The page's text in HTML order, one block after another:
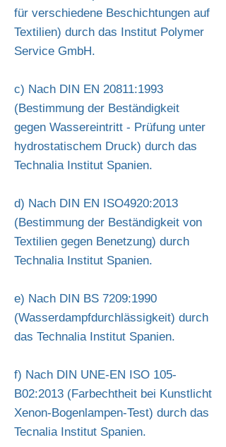
für verschiedene Beschichtungen auf
Textilien) durch das Institut Polymer
Service GmbH.
c) Nach DIN EN 20811:1993
(Bestimmung der Beständigkeit
gegen Wassereintritt - Prüfung unter
hydrostatischem Druck) durch das
Technalia Institut Spanien.
d) Nach DIN EN ISO4920:2013
(Bestimmung der Beständigkeit von
Textilien gegen Benetzung) durch
Technalia Institut Spanien.
e) Nach DIN BS 7209:1990
(Wasserdampfdurchlässigkeit) durch
das Technalia Institut Spanien.
f) Nach DIN UNE-EN ISO 105-
B02:2013 (Farbechtheit bei Kunstlicht
Xenon-Bogenlampen-Test) durch das
Tecnalia Institut Spanien.